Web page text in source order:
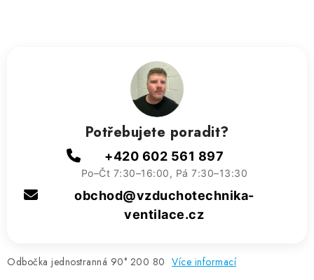
Kontakty
Odbočka jednostranná 90° 200 80 Více informací
Potřebujete poradit?
+420 602 561 897
Po–Čt 7:30–16:00, Pá 7:30–13:30
obchod@vzduchotechnika-
ventilace.cz